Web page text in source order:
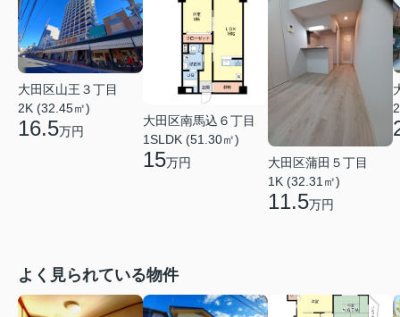
大田区山王３丁目
2K (32.45㎡)
16.5万円
大田区南馬込６丁目
1SLDK (51.30㎡)
15万円
大田区蒲田５丁目
1K (32.31㎡)
11.5万円
よく見られている物件